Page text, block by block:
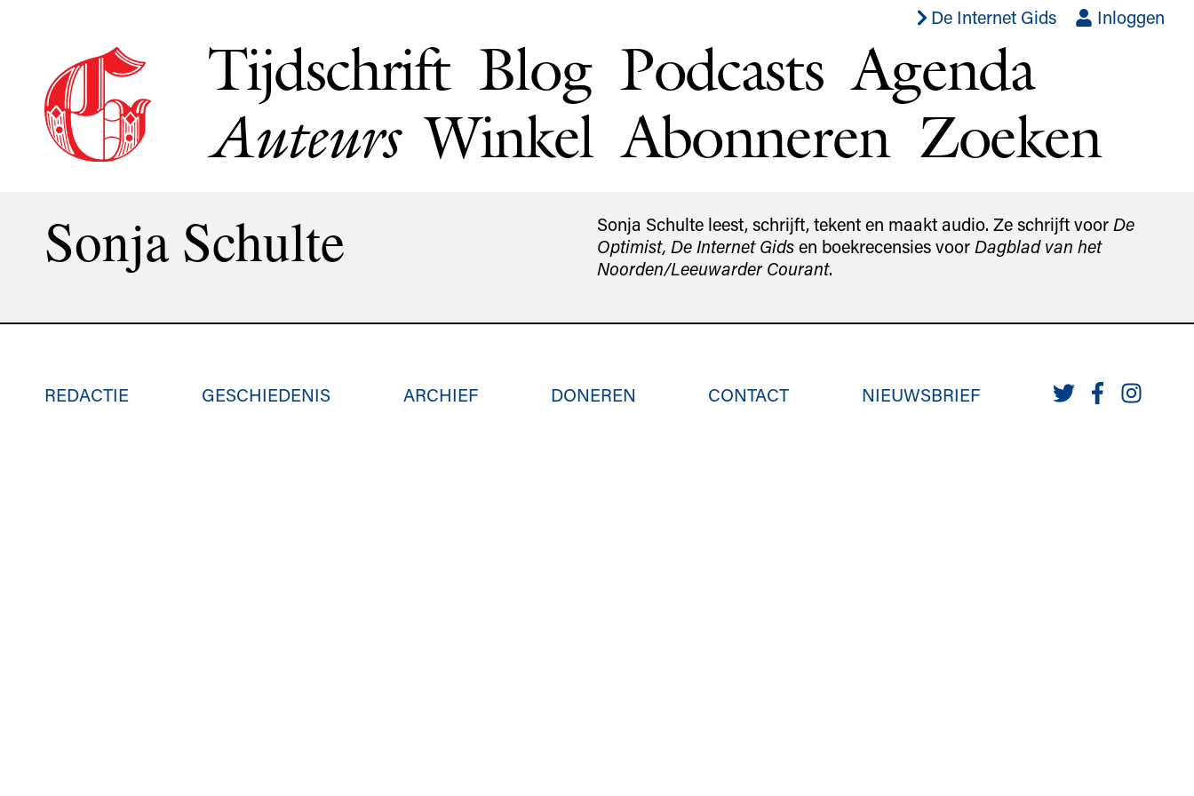
De Internet Gids Inloggen
Tijdschrift Blog Podcasts Agenda
Auteurs Winkel Abonneren Zoeken
Sonja Schulte Sonja Schulte leest, schrijft, tekent en maakt audio. Ze schrijft voor De
Optimist, De Internet Gidsen boekrecensies voor Dagblad van het
Noorden/Leeuwarder Courant.
REDACTIE GESCHIEDENIS ARCHIEF DONEREN CONTACT NIEUWSBRIEF